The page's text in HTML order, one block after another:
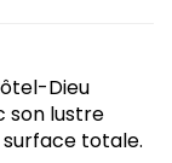
Dieu
son lustre
surface totale.